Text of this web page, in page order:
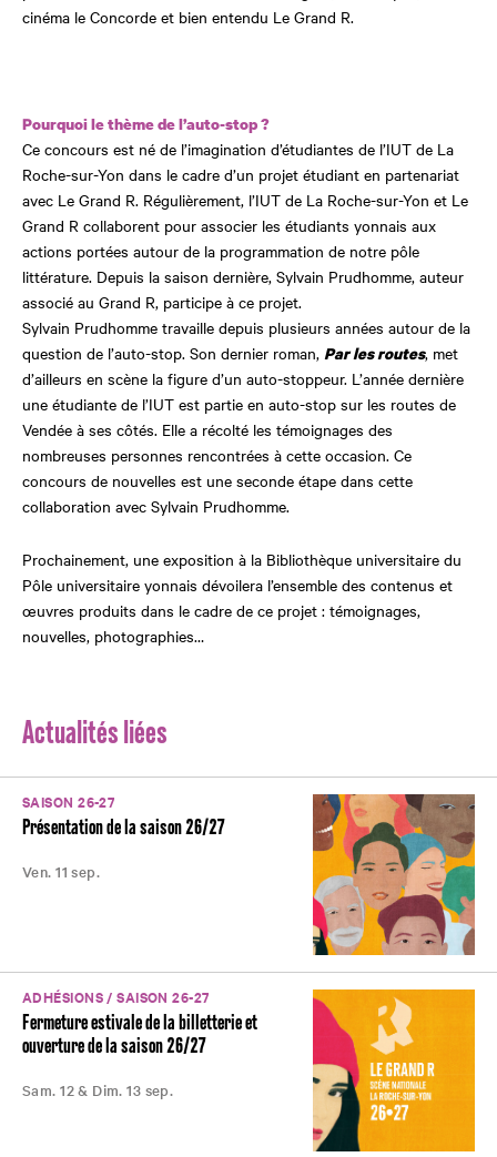
cinéma le Concorde et bien entendu Le Grand R.
Pourquoi le thème de l’auto-stop ?
Ce concours est né de l’imagination d’étudiantes de l’IUT de La
Roche-sur-Yon dans le cadre d’un projet étudiant en partenariat
avec Le Grand R. Régulièrement, l’IUT de La Roche-sur-Yon et Le
Grand R collaborent pour associer les étudiants yonnais aux
actions portées autour de la programmation de notre pôle
littérature. Depuis la saison dernière, Sylvain Prudhomme, auteur
associé au Grand R, participe à ce projet.
Sylvain Prudhomme travaille depuis plusieurs années autour de la
question de l’auto-stop. Son dernier roman, Par les routes, met
d’ailleurs en scène la figure d’un auto-stoppeur. L’année dernière
une étudiante de l’IUT est partie en auto-stop sur les routes de
Vendée à ses côtés. Elle a récolté les témoignages des
nombreuses personnes rencontrées à cette occasion. Ce
concours de nouvelles est une seconde étape dans cette
collaboration avec Sylvain Prudhomme.
Prochainement, une exposition à la Bibliothèque universitaire du
Pôle universitaire yonnais dévoilera l’ensemble des contenus et
œuvres produits dans le cadre de ce projet : témoignages,
nouvelles, photographies…
Actualités liées
SAISON 26-27
Présentation de la saison 26/27
Ven. 11 sep.
ADHÉSIONS / SAISON 26-27
Fermeture estivale de la billetterie et
ouverture de la saison 26/27
Sam. 12 & Dim. 13 sep.